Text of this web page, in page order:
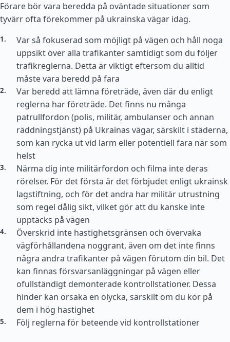
Förare bör vara beredda på oväntade situationer som
tyvärr ofta förekommer på ukrainska vägar idag.
Var så fokuserad som möjligt på vägen och håll noga
uppsikt över alla trafikanter samtidigt som du följer
trafikreglerna. Detta är viktigt eftersom du alltid
måste vara beredd på fara
Var beredd att lämna företräde, även där du enligt
reglerna har företräde. Det finns nu många
patrullfordon (polis, militär, ambulanser och annan
räddningstjänst) på Ukrainas vägar, särskilt i städerna,
som kan rycka ut vid larm eller potentiell fara när som
helst
Närma dig inte militärfordon och filma inte deras
rörelser. För det första är det förbjudet enligt ukrainsk
lagstiftning, och för det andra har militär utrustning
som regel dålig sikt, vilket gör att du kanske inte
upptäcks på vägen
Överskrid inte hastighetsgränsen och övervaka
vägförhållandena noggrant, även om det inte finns
några andra trafikanter på vägen förutom din bil. Det
kan finnas försvarsanläggningar på vägen eller
ofullständigt demonterade kontrollstationer. Dessa
hinder kan orsaka en olycka, särskilt om du kör på
dem i hög hastighet
Följ reglerna för beteende vid kontrollstationer